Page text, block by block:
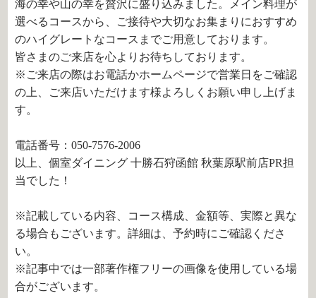
海の幸や山の幸を贅沢に盛り込みました。メイン料理が
選べるコースから、ご接待や大切なお集まりにおすすめ
のハイグレートなコースまでご用意しております。
皆さまのご来店を心よりお待ちしております。
※ご来店の際はお電話かホームページで営業日をご確認
の上、ご来店いただけます様よろしくお願い申し上げま
す。
電話番号：050-7576-2006
以上、個室ダイニング 十勝石狩函館 秋葉原駅前店PR担
当でした！
※記載している内容、コース構成、金額等、実際と異な
る場合もございます。詳細は、予約時にご確認くださ
い。
※記事中では一部著作権フリーの画像を使用している場
合がございます。